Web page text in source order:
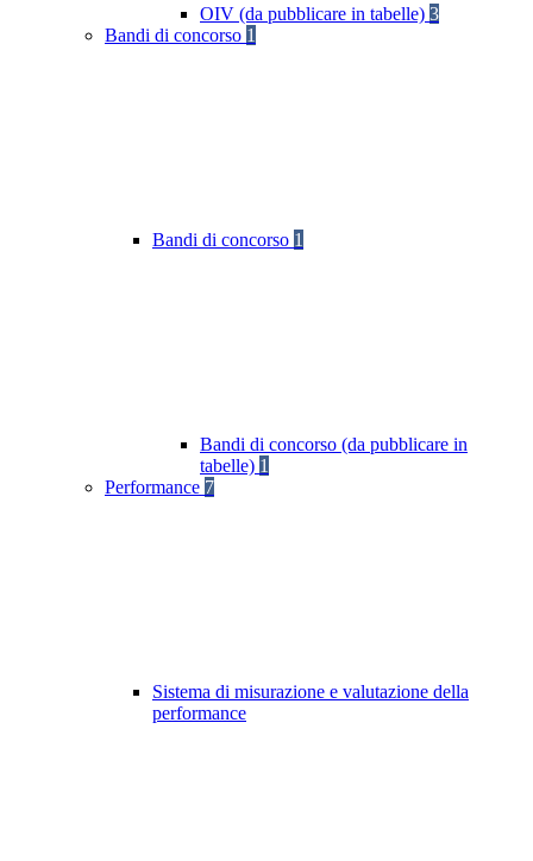
OIV (da pubblicare in tabelle) 3
Bandi di concorso 1
Bandi di concorso 1
Bandi di concorso (da pubblicare in
tabelle) 1
Performance 7
Sistema di misurazione e valutazione della
performance